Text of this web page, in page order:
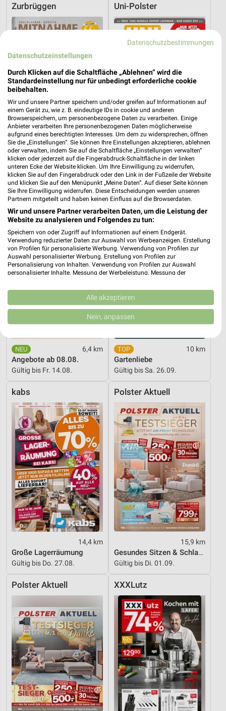
Zurbrüggen
1,4 km
Angebote ab 08.08.
Gültig bis Sa. 05.09.
Uni-Polster
5,7 km
Angebote ab 06.08.
Gültig bis Mi. 12.08.
Trends
6,4 km
Angebote ab 08.08.
Gültig bis Fr. 14.08.
ROLLER
10 km
Gartenliebe
Gültig bis Sa. 26.09.
kabs
14,4 km
Große Lagerräumung
Gültig bis Do. 27.08.
Polster Aktuell
15,9 km
Gesundes Sitzen & Schlafen
Gültig bis Di. 01.09.
Polster Aktuell XXXLutz
Datenschutzbestimmungen
Datenschutzeinstellungen
Durch Klicken auf die Schaltfläche „Ablehnen“ wird die
Standardeinstellung nur für unbedingt erforderliche cookie
beibehalten.
Wir und unsere Partner speichern und/oder greifen auf Informationen auf
einem Gerät zu, wie z. B. eindeutige IDs in cookie und anderen
Browserspeichern, um personenbezogene Daten zu verarbeiten. Einige
Anbieter verarbeiten Ihre personenbezogenen Daten möglicherweise
aufgrund eines berechtigten Interesses. Um dem zu widersprechen, öffnen
Sie die „Einstellungen“. Sie können Ihre Einstellungen akzeptieren, ablehnen
oder verwalten, indem Sie auf die Schaltfläche „Einstellungen verwalten“
klicken oder jederzeit auf die Fingerabdruck-Schaltfläche in der linken
unteren Ecke der Website klicken. Um Ihre Einwilligung zu widerrufen,
klicken Sie auf den Fingerabdruck oder den Link in der Fußzeile der Website
und klicken Sie auf den Menüpunkt „Meine Daten“. Auf dieser Seite können
Sie Ihre Einwilligung widerrufen. Diese Entscheidungen werden unseren
Partnern mitgeteilt und haben keinen Einfluss auf die Browserdaten.
Wir und unsere Partner verarbeiten Daten, um die Leistung der
Website zu analysieren und Folgendes zu tun:
Speichern von oder Zugriff auf Informationen auf einem Endgerät.
Verwendung reduzierter Daten zur Auswahl von Werbeanzeigen. Erstellung
von Profilen für personalisierte Werbung. Verwendung von Profilen zur
Auswahl personalisierter Werbung. Erstellung von Profilen zur
Personalisierung von Inhalten. Verwendung von Profilen zur Auswahl
personalisierter Inhalte. Messung der Werbeleistung. Messung der
Kombinationen von Daten aus verschiedenen Quellen. Entwicklung und
Verbesserung der Angebote. Verwendung reduzierter Daten zur Auswahl
von Inhalten.
Daten können außerhalb der Europäischen Union weitergegeben und in die
Website/App.
Partnerliste anzeigen (1 IAB-Anbieter)
Wir nutzen Ihre Daten für folgende Zwecke:
Speichern von oder Zugriff auf Informationen
auf einem Endgerät
Verwendung reduzierter Daten zur Auswahl von
Werbeanzeigen
Erstellung von Profilen für personalisierte
Werbung
Verwendung von Profilen zur Auswahl
personalisierter Werbung
Erstellung von Profilen zur Personalisierung
von Inhalten
Verwendung von Profilen zur Auswahl
personalisierter Inhalte
Messung der Werbeleistung
Messung der Performance von Inhalten
Analyse von Zielgruppen durch Statistiken oder
Kombinationen von Daten aus verschiedenen
Quellen
Entwicklung und Verbesserung der Angebote
Verwendung reduzierter Daten zur Auswahl von
Inhalten
IAB-Besonderheiten:
Alle akzeptieren
Nein, anpassen